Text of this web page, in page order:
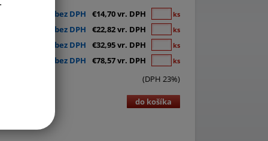
€11,95 bez DPH €14,70 vr. DPH ks
€18,55 bez DPH €22,82 vr. DPH ks
€26,79 bez DPH €32,95 vr. DPH ks
€63,88 bez DPH €78,57 vr. DPH ks
(DPH 23%)
do košíka